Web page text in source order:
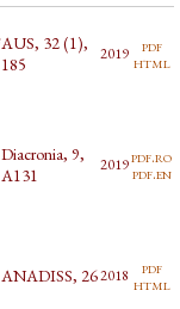
AUS, 32 (1),
185
2019 pdf
html
Diacronia, 9,
A131
2019pdf.ro
pdf.en
ANADISS, 262018 pdf
html